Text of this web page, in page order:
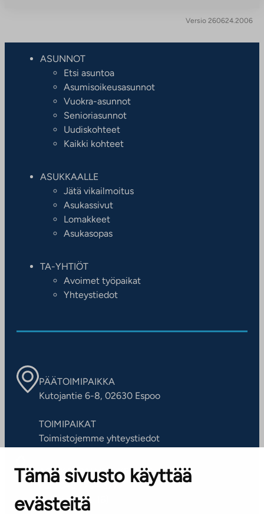
Tämä sivusto käyttää
evästeitä
Versio 260624.2006
ASUNNOT
Etsi asuntoa
Asumisoikeusasunnot
Vuokra-asunnot
Senioriasunnot
Uudiskohteet
Kaikki kohteet
ASUKKAALLE
Jätä vikailmoitus
Asukassivut
Lomakkeet
Asukasopas
TA-YHTIÖT
Avoimet työpaikat
Yhteystiedot
PÄÄTOIMIPAIKKA
Kutojantie 6-8, 02630 Espoo
TOIMIPAIKAT
Toimistojemme yhteystiedot
ASIAKASPALVELUKESKUS
Puh. 045 7734 3777
(arkisin klo 8-16)